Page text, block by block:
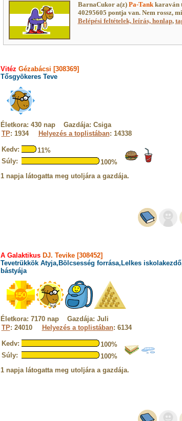
BarnaCukor a(z) Pa-Tankkaraván
40295605 pontja van. Nem rossz,
Belépési feltételek, leírás, honlap,
Vitéz Gézabácsi [308369]
Tősgyökeres Teve
Életkora: 430 nap Gazdája: Csiga
TP: 1934 Helyezés a toplistában: 14338
Kedv:
11%
Súly:
100%
1 napja látogatta meg utoljára a gazdája.
A GalaktikusDJ. Tevike [308452]
Tevetrükkök Atyja,Bölcsesség forrása,Lelkes
bástyája
Életkora: 7170 nap Gazdája: Juli
TP: 24010 Helyezés a toplistában: 6134
Kedv:
100%
Súly:
100%
1 napja látogatta meg utoljára a gazdája.